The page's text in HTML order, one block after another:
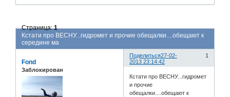
Кстати про ВЕСНУ...гидромет и прочие обещалки....обещают к
середине ма
Страница:1
Поделиться 1
27-02-
2013 23:14:42
Fond
Заблокирован
Кстати про ВЕСНУ...гидромет
и прочие
обещалки....обещают к